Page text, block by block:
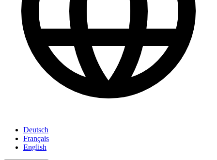
Deutsch
Français
English